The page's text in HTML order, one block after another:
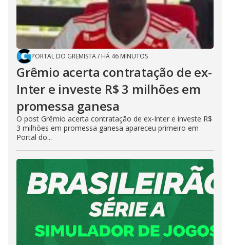
PORTAL DO GREMISTA/ HÁ 46 MINUTOS
Grêmio acerta contratação de ex-
Inter e investe R$ 3 milhões em
promessa ganesa
O post Grêmio acerta contratação de ex-Inter e investe R$
3 milhões em promessa ganesa apareceu primeiro em
Portal do...